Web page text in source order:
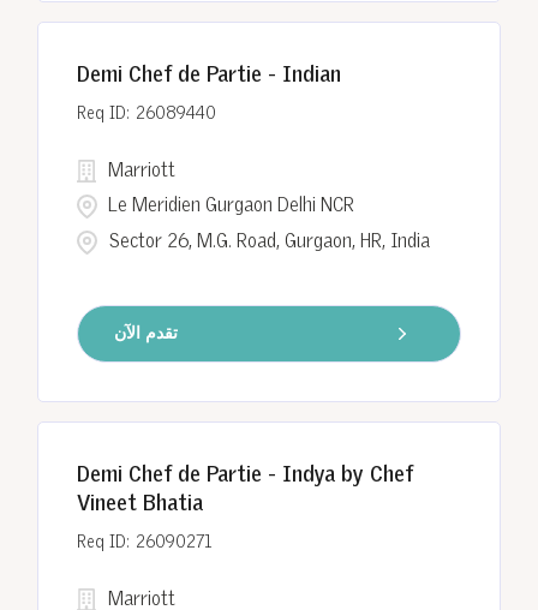
Demi Chef de Partie - Indian
26089440
Sector 26, M.G. Road, Gurgaon, HR, India
Marriott
Le Meridien Gurgaon Delhi NCR
تقدم الآن
Demi Chef de Partie - Indya by Chef
Vineet Bhatia
26090271
Marriott